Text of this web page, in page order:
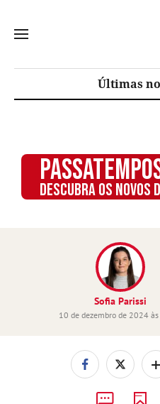
Últimas
DESCUBRA OS NOVOS
Sofia Parissi
10 de dezembro de 2024
+